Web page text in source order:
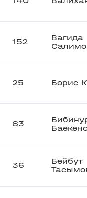
152
Вагида
25 Борис
63
36
Бейбут